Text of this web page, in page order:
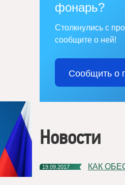
фонарь?
Столкнулись с
сообщите о ней!
Сообщить о
Новости
19.09.2017 КАК